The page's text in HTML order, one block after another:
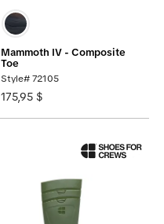
Mammoth IV - Composite
Toe
Style# 72105
175,95 $